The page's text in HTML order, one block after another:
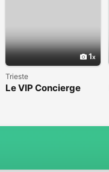
1
Trieste
Le VIP Concierge